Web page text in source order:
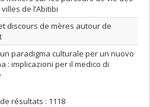
de l’Abitibi
discours de mères autour de
paradigma culturale per un nuovo
: implicazioni per il medico di
résultats : 1118